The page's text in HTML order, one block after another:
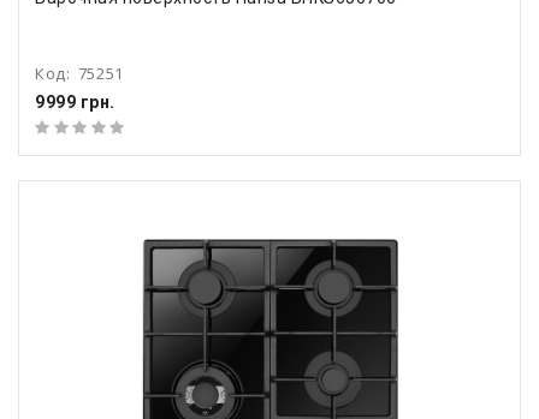
Код: 75251
9999 грн.